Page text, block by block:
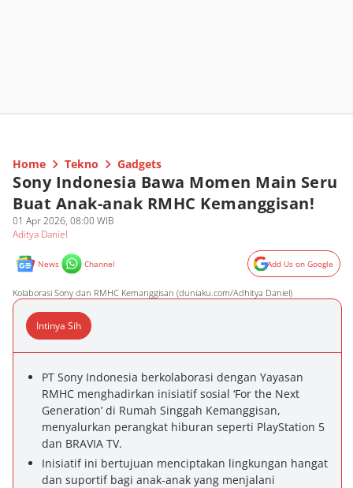
Home Tekno Gadgets
Sony Indonesia Bawa Momen Main Seru
Buat Anak-anak RMHC Kemanggisan!
01 Apr 2026, 08:00 WIB
Aditya Daniel
News Channel Add Us on Google
Kolaborasi Sony dan RMHC Kemanggisan (duniaku.com/Adhitya Daniel)
Intinya Sih
PT Sony Indonesia berkolaborasi dengan Yayasan
RMHC menghadirkan inisiatif sosial ‘For the Next
Generation’ di Rumah Singgah Kemanggisan,
menyalurkan perangkat hiburan seperti PlayStation 5
dan BRAVIA TV.
Inisiatif ini bertujuan menciptakan lingkungan hangat
dan suportif bagi anak-anak yang menjalani